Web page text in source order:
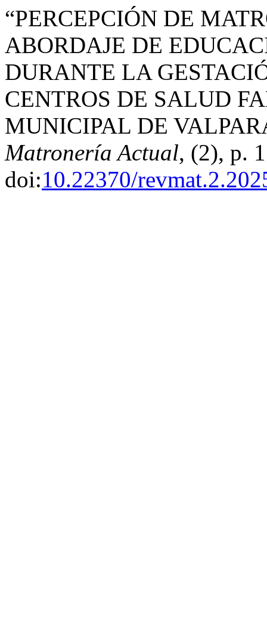
“PERCEPCIÓN DE
ABORDAJE DE
DURANTE LA
CENTROS DE SALUD
MUNICIPAL DE
Matronería Actual, (2), p.
doi:10.22370/